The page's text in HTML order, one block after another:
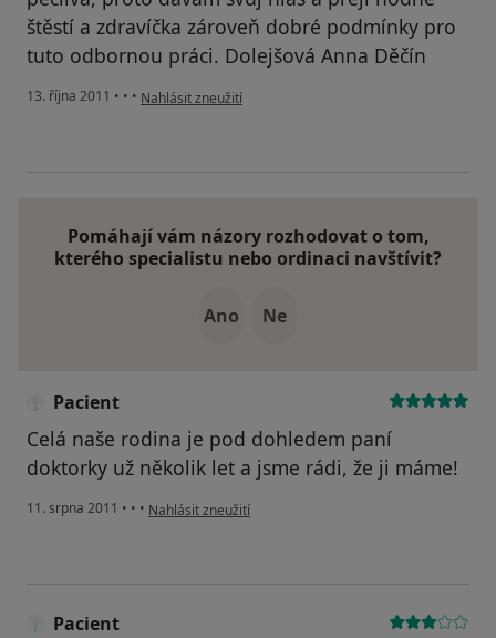
štěstí a zdravíčka zároveň dobré podmínky pro
tuto odbornou práci. Dolejšová Anna Děčín
13. října 2011 • • • podle názoru uživatele Pacient
Nahlásit zneužití
Pomáhají vám názory rozhodovat o tom,
kterého specialistu nebo ordinaci navštívit?
Ano Ne
Pacient
Celá naše rodina je pod dohledem paní
doktorky už několik let a jsme rádi, že ji máme!
11. srpna 2011 • • • podle názoru uživatele Pacient
Nahlásit zneužití
Pacient